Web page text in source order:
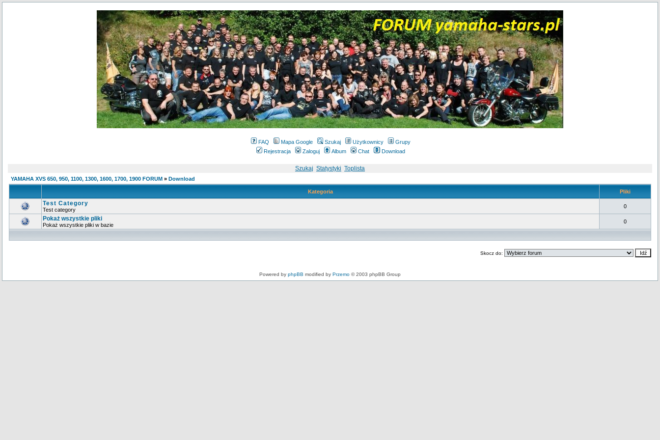
FAQ Mapa Google Szukaj Użytkownicy
Grupy
Rejestracja
Zaloguj Album Chat Download
Szukaj Statystyki Toplista
YAMAHA XVS 650, 950, 1100, 1300, 1600, 1700, 1900 FORUM » Download
Kategoria Pliki
Test Category
Test category
0
Pokaż wszystkie pliki
Pokaż wszystkie pliki w bazie
0
Skocz do:
Powered by phpBB modified by Przemo © 2003 phpBB Group